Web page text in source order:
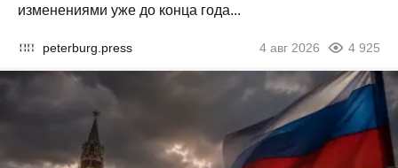
изменениями уже до конца года...
peterburg.press 4 авг 2026 4 925